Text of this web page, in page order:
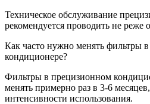
Техническое обслуживание
рекомендуется проводить не реже
Как часто нужно менять фильтры
кондиционере?
Фильтры в прецизионном
менять примерно раз в 3-6
интенсивности использования.